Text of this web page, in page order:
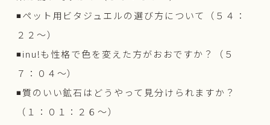
◾️ペット用ビタジュエルの選び方について（５４：
２２〜）
◾️inu!も性格で色を変えた方がおおですか？（５
７：０４〜）
◾️質のいい鉱石はどうやって見分けられますか？
（１：０１：２６〜）